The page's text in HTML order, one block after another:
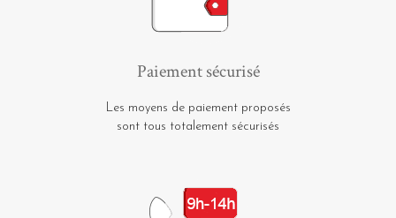
Paiement sécurisé
Les moyens de paiement proposés
sont tous totalement sécurisés